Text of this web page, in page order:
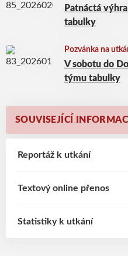
Patnáctá
tabulky
Pozvánka na
V sobotu do
týmu tabulky
SOUVISEJÍCÍ
Reportáž k utkání
Textový online přenos
Statistiky k utkání